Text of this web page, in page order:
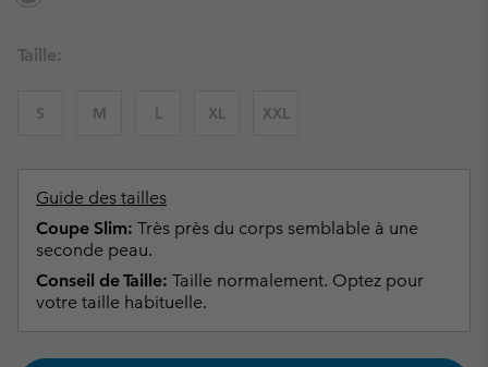
Taille:
S M L XL XXL
Guide des tailles
Coupe Slim: Très près du corps semblable à une
seconde peau.
Conseil de Taille: Taille normalement. Optez pour
votre taille habituelle.